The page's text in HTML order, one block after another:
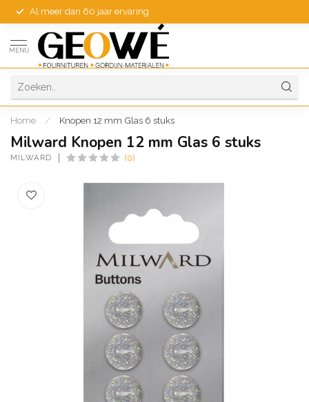
Al meer dan 60 jaar ervaring
MENU
Home / Knopen 12 mm Glas 6 stuks
Milward Knopen 12 mm Glas 6 stuks
MILWARD (0)